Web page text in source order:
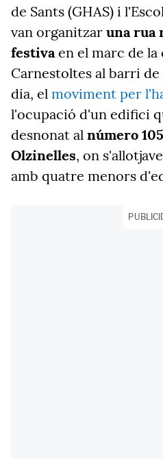
de Sants (GHAS) i
van organitzar una rua
festivaen el marc de
Carnestoltes al barri
dia, el moviment per
l'ocupació d'un edifici
desnonat al número
Olzinelles, on
amb quatre menors